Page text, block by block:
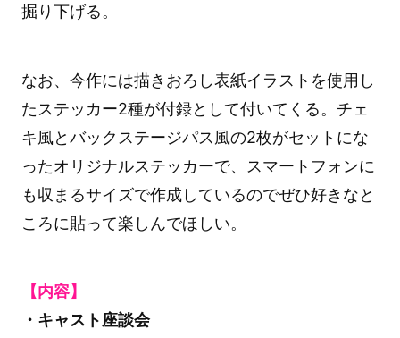
掘り下げる。
なお、今作には描きおろし表紙イラストを使用し
たステッカー2種が付録として付いてくる。チェ
キ風とバックステージパス風の2枚がセットにな
ったオリジナルステッカーで、スマートフォンに
も収まるサイズで作成しているのでぜひ好きなと
ころに貼って楽しんでほしい。
【内容】
・キャスト座談会